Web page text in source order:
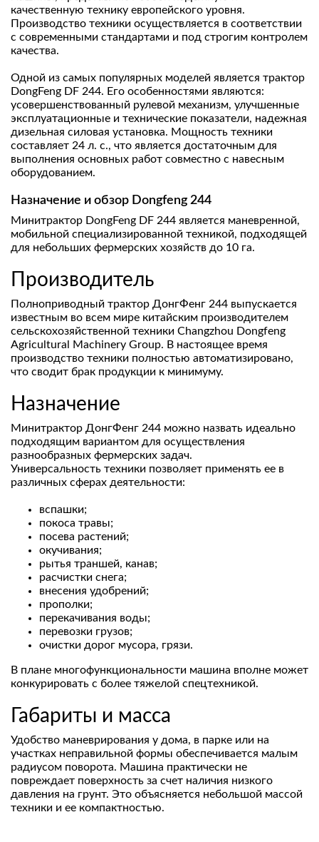
качественную технику европейского уровня.
Производство техники осуществляется в соответствии
с современными стандартами и под строгим контролем
качества.
Одной из самых популярных моделей является трактор
DongFeng DF 244. Его особенностями являются:
усовершенствованный рулевой механизм, улучшенные
эксплуатационные и технические показатели, надежная
дизельная силовая установка. Мощность техники
составляет 24 л. с., что является достаточным для
выполнения основных работ совместно с навесным
оборудованием.
Назначение и обзор Dongfeng 244
Минитрактор DongFeng DF 244 является маневренной,
мобильной специализированной техникой, подходящей
для небольших фермерских хозяйств до 10 га.
Производитель
Полноприводный трактор ДонгФенг 244 выпускается
известным во всем мире китайским производителем
сельскохозяйственной техники Changzhou Dongfeng
Agricultural Machinery Group. В настоящее время
производство техники полностью автоматизировано,
что сводит брак продукции к минимуму.
Назначение
Минитрактор ДонгФенг 244 можно назвать идеально
подходящим вариантом для осуществления
разнообразных фермерских задач.
Универсальность техники позволяет применять ее в
различных сферах деятельности:
вспашки;
покоса травы;
посева растений;
окучивания;
рытья траншей, канав;
расчистки снега;
внесения удобрений;
прополки;
перекачивания воды;
перевозки грузов;
очистки дорог мусора, грязи.
В плане многофункциональности машина вполне может
конкурировать с более тяжелой спецтехникой.
Габариты и масса
Удобство маневрирования у дома, в парке или на
участках неправильной формы обеспечивается малым
радиусом поворота. Машина практически не
повреждает поверхность за счет наличия низкого
давления на грунт. Это объясняется небольшой массой
техники и ее компактностью.